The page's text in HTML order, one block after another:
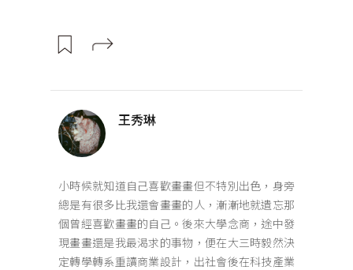
王秀琳
小時候就知道自己喜歡畫畫但不特別出色，身旁
總是有很多比我還會畫畫的人，漸漸地就遺忘那
個曾經喜歡畫畫的自己。後來大學念商，途中發
現畫畫還是我最渴求的事物，便在大三時毅然決
定轉學轉系重讀商業設計，出社會後在科技產業